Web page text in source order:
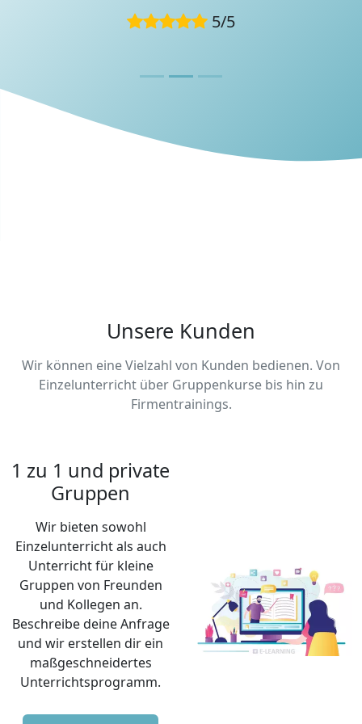
5/5
Teammitglied während eines
Unsere Kunden
Wir können eine Vielzahl von Kunden bedienen. Von
Einzelunterricht über Gruppenkurse bis hin zu
Firmentrainings.
1 zu 1 und private
Gruppen
Wir bieten sowohl
Einzelunterricht als auch
Unterricht für kleine
Gruppen von Freunden
und Kollegen an.
Beschreibe deine Anfrage
und wir erstellen dir ein
maßgeschneidertes
Unterrichtsprogramm.